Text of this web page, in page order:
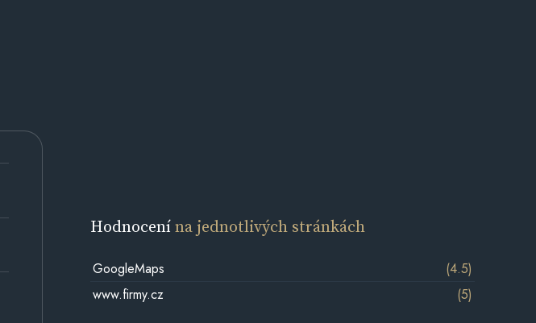
Hodnocenína jednotlivých stránkách
GoogleMaps
(4.5)
www.firmy.cz
(5)